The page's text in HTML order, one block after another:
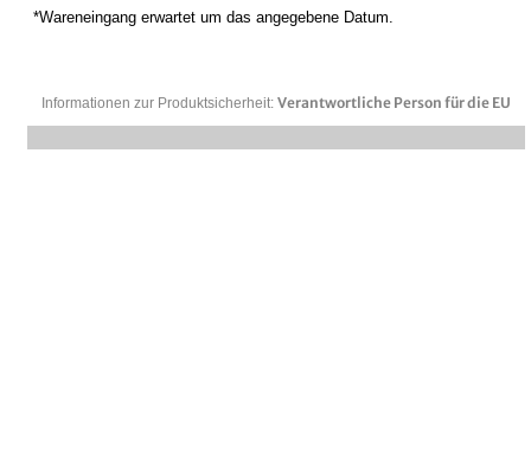
*Wareneingang erwartet um das angegebene Datum.
Informationen zur Produktsicherheit: Verantwortliche Person für die EU